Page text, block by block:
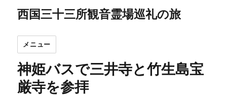
西国三十三所観音霊場巡礼の旅
メニュー
神姫バスで三井寺と竹生島宝
厳寺を参拝